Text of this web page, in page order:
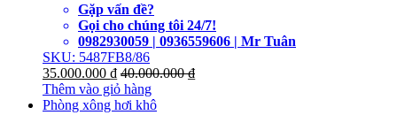
Gặp vấn đề?
Gọi cho chúng tôi 24/7!
0982930059 | 0936559606 | Mr Tuân
SKU: 5487FB8/86
35.000.000 ₫ 40.000.000₫
Thêm vào giỏ hàng
Phòng xông hơi khô